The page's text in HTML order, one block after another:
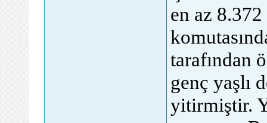
en az
tarafından
genç yaşlı
yitirmiştir.